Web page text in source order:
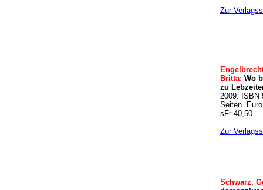
Zur
Britta: Wo
zu
2009. ISBN
Seiten.
sFr 40,50
Zur
Schwarz,